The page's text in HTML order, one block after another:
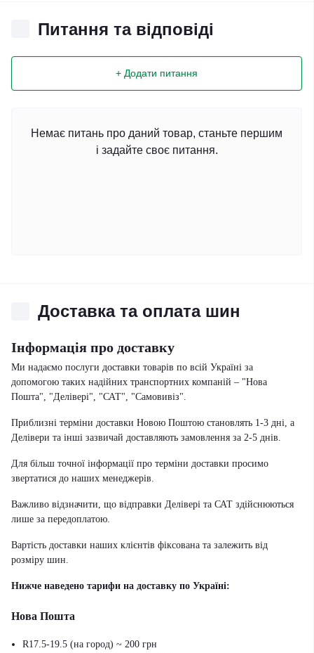
Питання та відповіді
+ Додати питання
Немає питань про даний товар, станьте першим
і задайте своє питання.
Доставка та оплата шин
Інформація про доставку
Ми надаємо послуги доставки товарів по всій Україні за
допомогою таких надійних транспортних компаній – "Нова
Пошта", "Делівері", "САТ", "Самовивіз".
Приблизні терміни доставки Новою Поштою становлять 1-3 дні, а
Делівери та інші зазвичай доставляють замовлення за 2-5 днів.
Для більш точної інформації про терміни доставки просимо
звертатися до наших менеджерів.
Важливо відзначити, що відправки Делівері та САТ здійснюються
лише за передоплатою.
Вартість доставки наших клієнтів фіксована та залежить від
розміру шин.
Нижче наведено тарифи на доставку по Україні:
Нова Пошта
R17.5-19.5 (на город) ~ 200 грн